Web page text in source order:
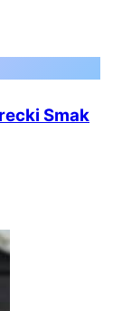
Smak